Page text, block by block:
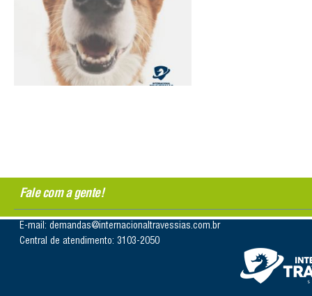
Fale com a gente!
E-mail: demandas@internacionaltravessias.com.br
Central de atendimento: 3103-2050